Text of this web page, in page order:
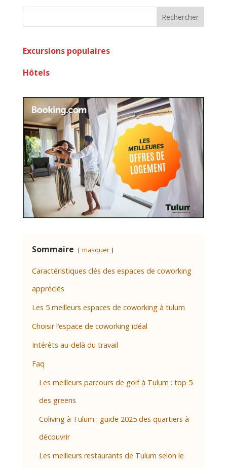
Rechercher
Excursions populaires
Hôtels
Sommaire masquer
Caractéristiques clés des espaces de coworking
appréciés
Les 5 meilleurs espaces de coworking à tulum
Choisir l’espace de coworking idéal
Intérêts au-delà du travail
Faq
Les meilleurs parcours de golf à Tulum : top 5
des greens
Coliving à Tulum : guide 2025 des quartiers à
découvrir
Les meilleurs restaurants de Tulum selon le